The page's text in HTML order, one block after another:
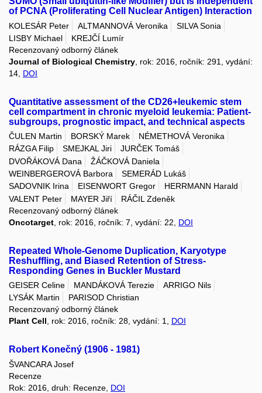
of PCNA (Proliferating Cell Nuclear Antigen) Interaction
KOLESÁR Peter ALTMANNOVÁ Veronika
SILVA Sonia
LISBY Michael
KREJČÍ Lumír
Recenzovaný odborný článek
Journal of Biological Chemistry , rok: 2016, ročník: 291, vydání:
14, DOI
Quantitative assessment of the CD26+leukemic stem
cell compartment in chronic myeloid leukemia: Patient-
subgroups, prognostic impact, and technical aspects
ČULEN Martin BORSKÝ Marek
NÉMETHOVÁ Veronika
RÁZGA Filip
SMEJKAL Jiri
JURČEK Tomáš
DVOŘÁKOVÁ Dana
ŽÁČKOVÁ Daniela
WEINBERGEROVÁ Barbora
SEMERÁD Lukáš
SADOVNIK Irina
EISENWORT Gregor
HERRMANN Harald
VALENT Peter
MAYER Jiří
RÁČIL Zdeněk
Recenzovaný odborný článek
Oncotarget , rok: 2016, ročník: 7, vydání: 22, DOI
Repeated Whole-Genome Duplication, Karyotype
Reshuffling, and Biased Retention of Stress-
Responding Genes in Buckler Mustard
GEISER Celine MANDÁKOVÁ Terezie
ARRIGO Nils
LYSÁK Martin
PARISOD Christian
Recenzovaný odborný článek
Plant Cell, rok: 2016, ročník: 28, vydání: 1, DOI
Robert Konečný (1906 - 1981)
ŠVANCARA Josef
Recenze
Rok: 2016, druh: Recenze, DOI